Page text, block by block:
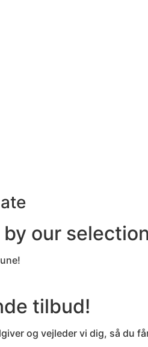
our
tilbud!
og vejleder vi dig, så du